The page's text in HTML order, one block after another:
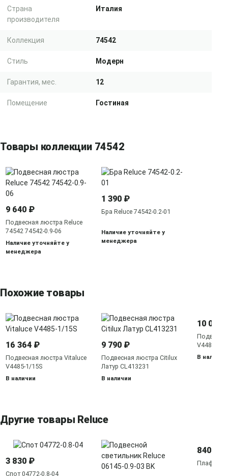
Страна
производителя
Италия
Коллекция 74542
Стиль Модерн
Гарантия, мес. 12
Помещение Гостиная
Товары коллекции 74542
9 640 ₽
Подвесная люстра Reluce
74542 74542-0.9-06
Наличие уточняйте у
менеджера
1 390 ₽
Бра Reluce 74542-0.2-01
Наличие уточняйте у
менеджера
Похожие товары
16 364 ₽
Подвесная люстра Vitaluce
V4485-1/15S
В наличии
9 790 ₽
Подвесная люстра Citilux
Латур CL413231
В наличии
10 000
V4481-1/
В наличии
Другие товары Reluce
3 830 ₽
Спот 04772-0.8-04
840 ₽
Плафон